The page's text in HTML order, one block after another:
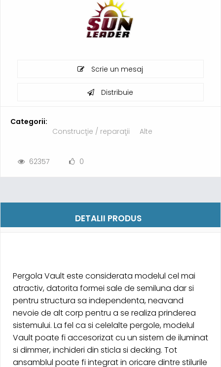
Scrie un mesaj
Distribuie
Categorii:
Construcţie / reparaţii
Alte
62357 0
DETALII PRODUS
Pergola Vault este considerata modelul cel mai
atractiv, datorita formei sale de semiluna dar si
pentru structura sa independenta, neavand
nevoie de alt corp pentru a se realiza prinderea
sistemului. La fel ca si celelalte pergole, modelul
Vault poate fi accesorizat cu un sistem de iluminat
si dimmer, inchideri din sticla si decking. Tot
ansamblul poate fi integrat in oricare dintre stilurile